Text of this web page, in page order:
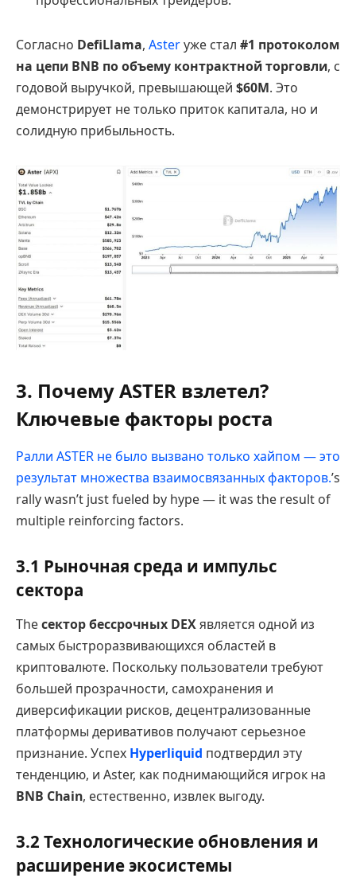
Согласно DefiLlama, Asterуже стал #1 протоколом
на цепи BNB по объему контрактной торговли, с
годовой выручкой, превышающей $60M. Это
демонстрирует не только приток капитала, но и
солидную прибыльность.
3. Почему ASTER взлетел?
Ключевые факторы роста
Ралли ASTER не было вызвано только хайпом — это
результат множества взаимосвязанных факторов.’s
rally wasn’t just fueled by hype — it was the result of
multiple reinforcing factors.
3.1 Рыночная среда и импульс
сектора
Theсектор бессрочных DEXявляется одной из
самых быстроразвивающихся областей в
криптовалюте. Поскольку пользователи требуют
большей прозрачности, самохранения и
диверсификации рисков, децентрализованные
платформы деривативов получают серьезное
признание. Успех Hyperliquid подтвердил эту
тенденцию, и Aster, как поднимающийся игрок на
BNB Chain, естественно, извлек выгоду.
3.2 Технологические обновления и
расширение экосистемы